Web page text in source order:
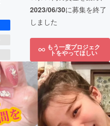
2023/06/30に募集を終了
しました
もう一度プロジェク
トをやってほしい